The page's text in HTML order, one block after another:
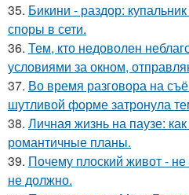
35. Бикини - раздор:
споры в сети.
36. Тем, кто недоволен
условиями за окном,
37. Во время разговора на
шутливой форме затронула
38. Личная жизнь на паузе:
романтичные планы.
39. Почему плоский живот -
не должно.